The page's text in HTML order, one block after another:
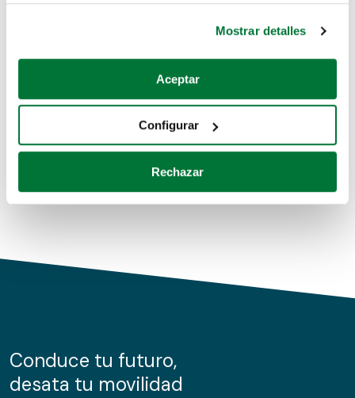
Si lo permite, también quisiéramos:
Recopilar información sobre su ubicación geográfica
Identificar su dispositivo analizándolo activamente
para buscar características específicas (huellas
Obtenga más información sobre cómo se procesan sus
de cookies.
información sobre el uso que haga del sitio web con
nuestros partners de redes sociales, publicidad y análisis
Mostrar detalles
Aceptar
Configurar
Rechazar
Coches de segunda mano
Coches de km0
Conduce tu futuro,
desata tu movilidad